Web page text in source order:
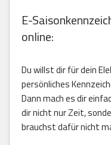
E-
online:
Du willst dir für dein
persönliches
Dann mach es dir
dir nicht nur Zeit,
brauchst dafür nicht